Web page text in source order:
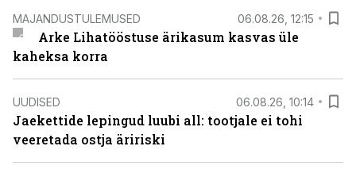
MAJANDUSTULEMUSED 06.08.26, 12:15
Arke Lihatööstuse ärikasum kasvas üle
kaheksa korra
UUDISED 06.08.26, 10:14
Jaekettide lepingud luubi all: tootjale ei tohi
veeretada ostja äririski